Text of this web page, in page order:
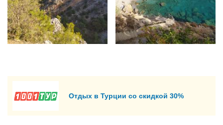
Отдых в Турции со скидкой 30%